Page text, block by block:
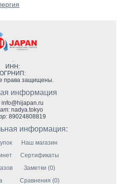
.
ИНН:
ОГРНИП:
права защищены.
информация
info@hijapan.ru
nadya.tokyo
89024808819
информация:
Наш магазин
Сертификаты
Заметки (0)
Сравнения (0)